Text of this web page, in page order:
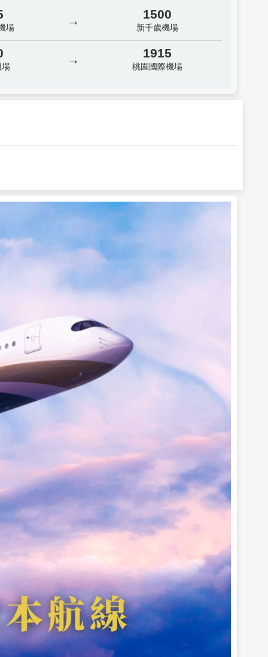
場 → 1500
新千歲機場
→ 1915
桃園國際機場